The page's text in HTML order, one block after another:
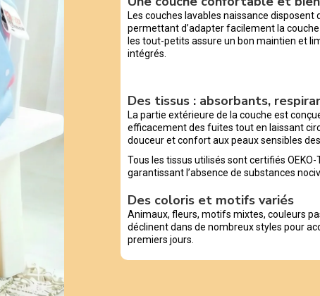
Les couches lavables naissance
permettant d’adapter facilement la
les tout-petits assure un bon maintien et
intégrés.
Des tissus : absorbants,
La partie extérieure de la couche est
efficacement des fuites tout en laissant
douceur et confort aux peaux sensibles
Tous les tissus utilisés sont certifiés
garantissant l’absence de substances
Des coloris et motifs variés
Animaux, fleurs, motifs mixtes, couleurs
déclinent dans de nombreux styles pour
premiers jours.